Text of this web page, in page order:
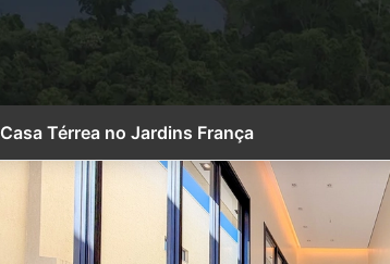
Casa Térrea no Jardins França